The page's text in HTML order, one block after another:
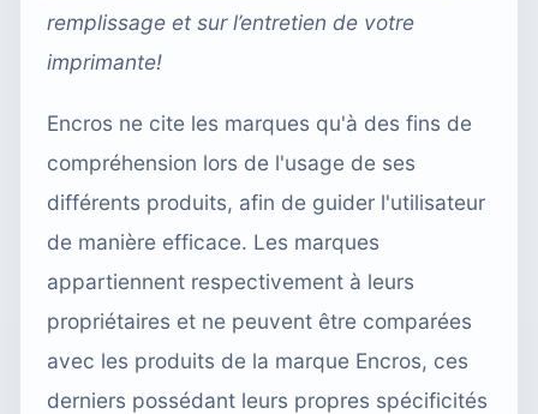
remplissage et sur l’entretien de votre
imprimante!
Encros ne cite les marques qu'à des fins de
compréhension lors de l'usage de ses
différents produits, afin de guider l'utilisateur
de manière efficace. Les marques
appartiennent respectivement à leurs
propriétaires et ne peuvent être comparées
avec les produits de la marque Encros, ces
derniers possédant leurs propres spécificités